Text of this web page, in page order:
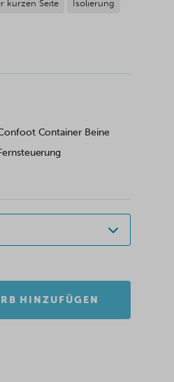
kurzen Seite Isolierung
Container Beine
HINZUFÜGEN